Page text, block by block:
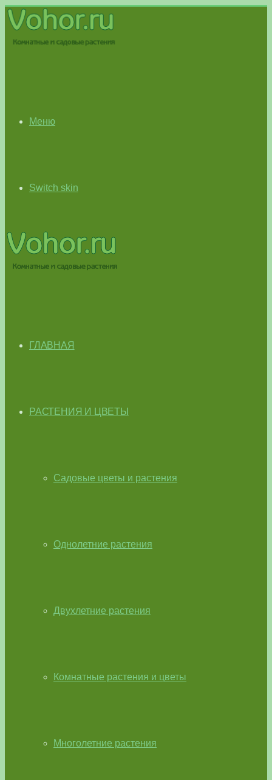
Меню
Switch skin
ГЛАВНАЯ
РАСТЕНИЯ И ЦВЕТЫ
Садовые цветы и растения
Однолетние растения
Двухлетние растения
Комнатные растения и цветы
Многолетние растения